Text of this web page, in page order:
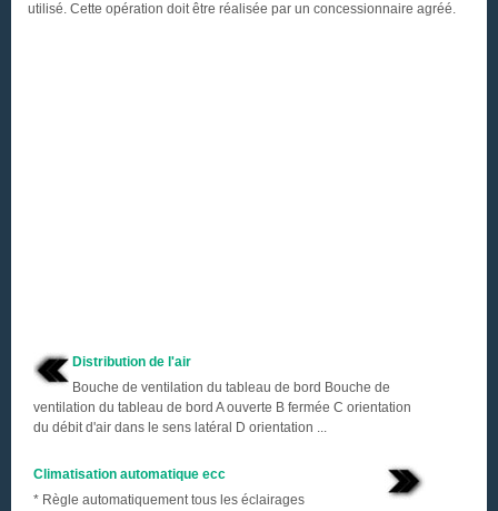
utilisé. Cette opération doit être réalisée par un concessionnaire agréé.
Distribution de l'air
Bouche de ventilation du tableau de bord Bouche de
ventilation du tableau de bord A ouverte B fermée C orientation
du débit d'air dans le sens latéral D orientation ...
Climatisation automatique ecc
* Règle automatiquement tous les éclairages